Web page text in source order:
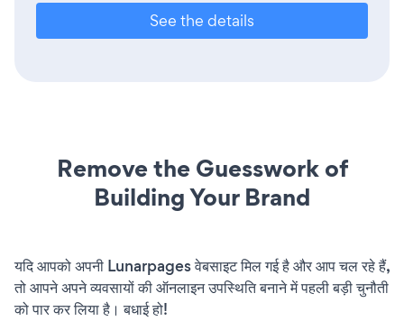
See the details
Remove the Guesswork of
Building Your Brand
यदि आपको अपनी Lunarpages वेबसाइट मिल गई है और आप चल रहे हैं,
तो आपने अपने व्यवसायों की ऑनलाइन उपस्थिति बनाने में पहली बड़ी चुनौती
को पार कर लिया है। बधाई हो!